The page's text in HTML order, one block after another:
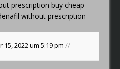
prescriptionbuy cheap
without prescription
15, 2022 um 5:19 pm//